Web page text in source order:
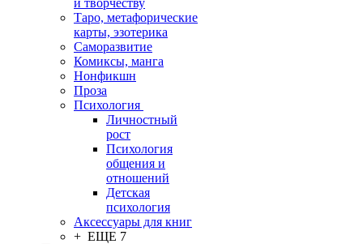
и творчеству
Таро, метафорические
карты, эзотерика
Саморазвитие
Комиксы, манга
Нонфикшн
Проза
Психология
Личностный
рост
Психология
общения и
отношений
Детская
психология
Аксессуары для книг
+ ЕЩЕ 7